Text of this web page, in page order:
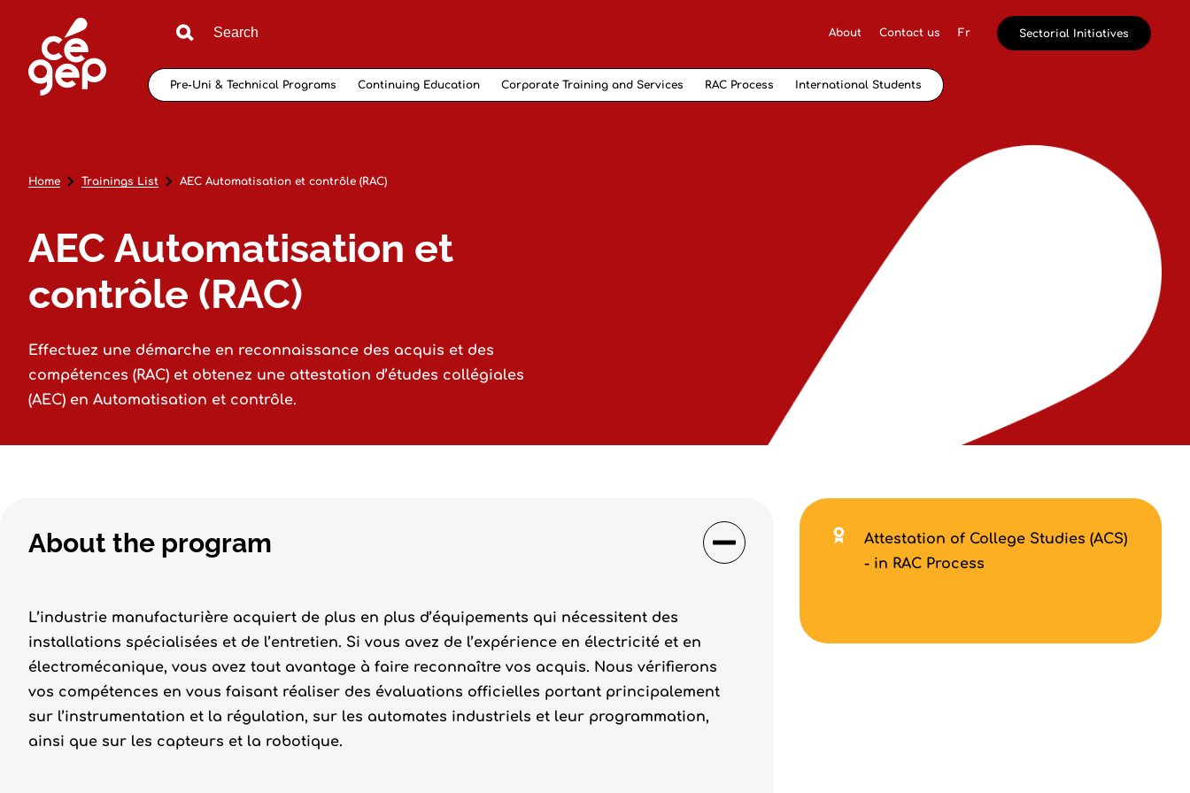
About Contact us Fr Sectorial Initiatives
Pre-Uni & Technical Programs Continuing Education Corporate Training and Services RAC Process International Students
Home Trainings List AEC Automatisation et contrôle (RAC)
AEC Automatisation et
contrôle (RAC)
Effectuez une démarche en reconnaissance des acquis et des
compétences (RAC) et obtenez une attestation d’études collégiales
(AEC) en Automatisation et contrôle.
About the program
L’industrie manufacturière acquiert de plus en plus d’équipements qui nécessitent des
installations spécialisées et de l’entretien. Si vous avez de l’expérience en électricité et en
électromécanique, vous avez tout avantage à faire reconnaître vos acquis. Nous vérifierons
vos compétences en vous faisant réaliser des évaluations officielles portant principalement
sur l’instrumentation et la régulation, sur les automates industriels et leur programmation,
ainsi que sur les capteurs et la robotique.
Attestation of College Studies (ACS)
- in RAC Process